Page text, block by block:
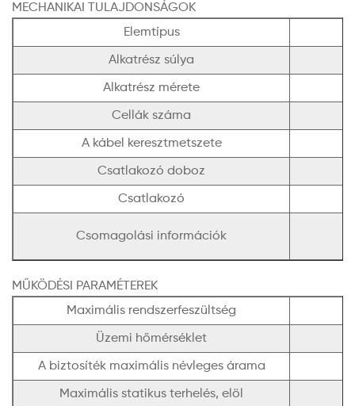
MECHANIKAI TULAJDONSÁGOK
Elemtípus
Alkatrész súlya
Alkatrész mérete
Cellák száma
A kábel keresztmetszete
Csatlakozó doboz
Csatlakozó
Csomagolási információk
MŰKÖDÉSI PARAMÉTEREK
Maximális rendszerfeszültség
Üzemi hőmérséklet
A biztosíték maximális névleges árama
Maximális statikus terhelés, elöl